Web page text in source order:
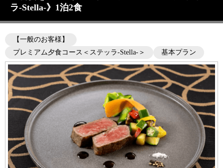
ラ-Stella-》1泊2食
【一般のお客様】
プレミアム夕食コース＜ステッラ-Stella-＞
基本プラン